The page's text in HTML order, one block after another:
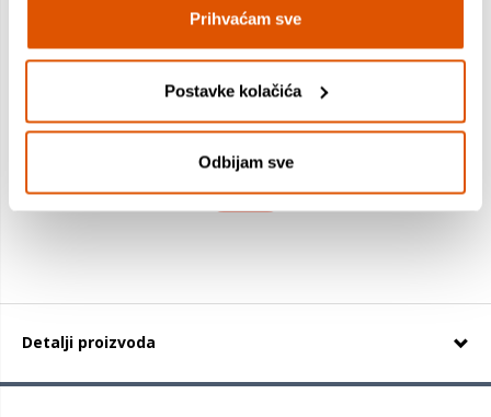
Prihvaćam sve
Postavke kolačića
Odbijam sve
Gumica, MILAN, 320 Nata
+
Detalji proizvoda